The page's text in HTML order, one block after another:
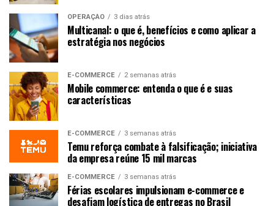
OPERAÇÃO 3 dias atrás
Multicanal: o que é, benefícios e como aplicar a
estratégia nos negócios
E-COMMERCE 2 semanas atrás
Mobile commerce: entenda o que é e suas
características
E-COMMERCE 3 semanas atrás
Temu reforça combate à falsificação; iniciativa
da empresa reúne 15 mil marcas
E-COMMERCE 3 semanas atrás
Férias escolares impulsionam e-commerce e
desafiam logística de entregas no Brasil